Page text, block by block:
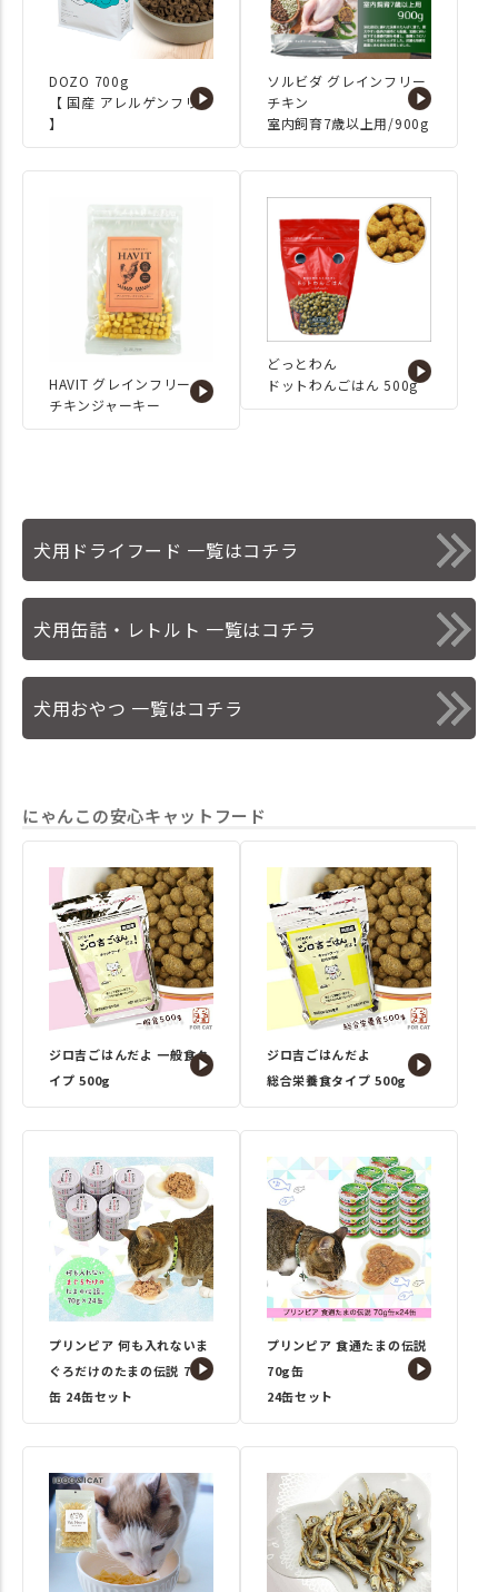
◇モフコ ビションプー 4.5
㎏ ワイドハイサイズ ◇こま
り スコティッシュフォールド
4.0㎏ レギュラーサイズ・ワイ
ドハイサイズ #IDOGICAT #犬の
服iDog #iDog #idog新作レポート
#new #新発売 #ペット防災 #防災
グッズ #防災対策 #災害に備える
#ペットと防災 #ペット同行避難 #
犬用品 #猫用品 #犬と暮らす #猫
と暮らす #犬のいる暮らし #猫の
いる暮らし #ペット用品 #dog #cat
#犬 #猫 #ペットグッズ #2025SS #
新作 #春夏新作 #おすすめ
DOZO 700g
【 国産 アレルゲンフリー
】
ソルビダ グレインフリー
チキン
室内飼育7歳以上用/900g
HAVIT グレインフリー
チキンジャーキー
どっとわん
ドットわんごはん 500g
犬用ドライフード 一覧はコチラ
犬用缶詰・レトルト 一覧はコチラ
犬用おやつ 一覧はコチラ
にゃんこの安心キャットフード
ジロ吉ごはんだよ 一般食タ
イプ 500g
ジロ吉ごはんだよ
総合栄養食タイプ 500g
プリンピア 何も入れないま
ぐろだけのたまの伝説 70g
缶 24缶セット
プリンピア 食通たまの伝説
70g缶
24缶セット